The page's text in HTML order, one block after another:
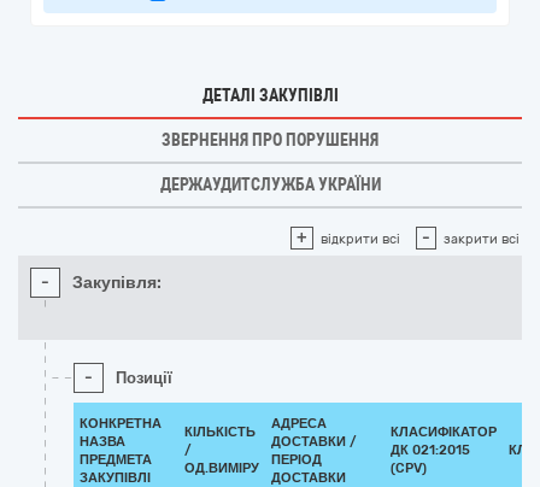
ДЕТАЛІ ЗАКУПІВЛІ
ЗВЕРНЕННЯ ПРО ПОРУШЕННЯ
ДЕРЖАУДИТСЛУЖБА УКРАЇНИ
+ відкрити всі - закрити всі
- Закупівля:
- Позиції
КОНКРЕТНА
НАЗВА
ПРЕДМЕТА
ЗАКУПІВЛІ
КІЛЬКІСТЬ
/
ОД.ВИМІРУ
АДРЕСА
ДОСТАВКИ /
ПЕРІОД
ДОСТАВКИ
КЛАСИФІКАТОР
ДК 021:2015
(CPV)